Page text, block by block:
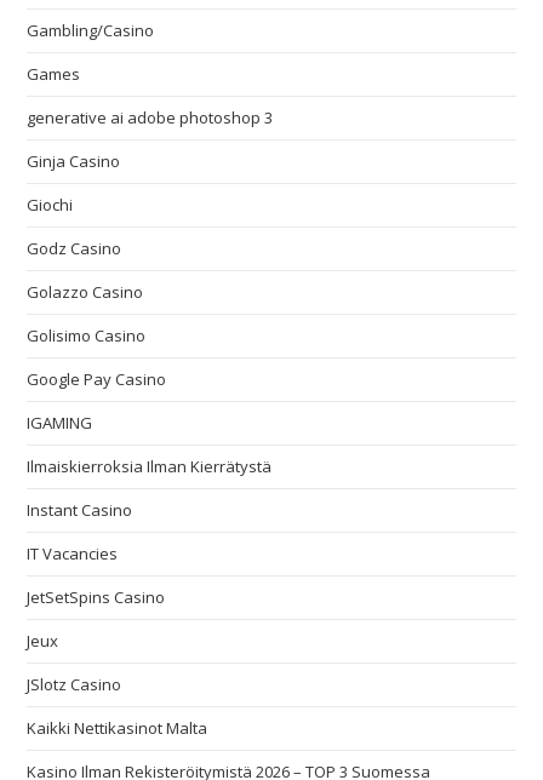
Gambling/Casino
Games
generative ai adobe photoshop 3
Ginja Casino
Giochi
Godz Casino
Golazzo Casino
Golisimo Casino
Google Pay Casino
IGAMING
Ilmaiskierroksia Ilman Kierrätystä
Instant Casino
IT Vacancies
JetSetSpins Casino
Jeux
JSlotz Casino
Kaikki Nettikasinot Malta
Kasino Ilman Rekisteröitymistä 2026 – TOP 3 Suomessa